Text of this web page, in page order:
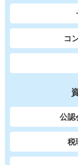
コ
公認
税